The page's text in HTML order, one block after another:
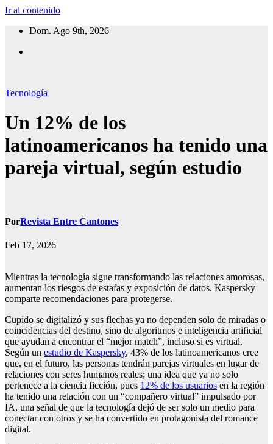
Ir al contenido
Dom. Ago 9th, 2026
Tecnología
Un 12% de los
latinoamericanos ha tenido una
pareja virtual, según estudio
PorRevista Entre Cantones
Feb 17, 2026
Mientras la tecnología sigue transformando las relaciones amorosas,
aumentan los riesgos de estafas y exposición de datos. Kaspersky
comparte recomendaciones para protegerse.
Cupido se digitalizó y sus flechas ya no dependen solo de miradas o
coincidencias del destino, sino de algoritmos e inteligencia artificial
que ayudan a encontrar el “mejor match”, incluso si es virtual.
Según un estudio de Kaspersky, 43% de los latinoamericanos cree
que, en el futuro, las personas tendrán parejas virtuales en lugar de
relaciones con seres humanos reales; una idea que ya no solo
pertenece a la ciencia ficción, pues 12% de los usuarios en la región
ha tenido una relación con un “compañero virtual” impulsado por
IA, una señal de que la tecnología dejó de ser solo un medio para
conectar con otros y se ha convertido en protagonista del romance
digital.